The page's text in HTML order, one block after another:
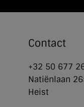
Contact
+32 50 677
Natiënlaan
Heist